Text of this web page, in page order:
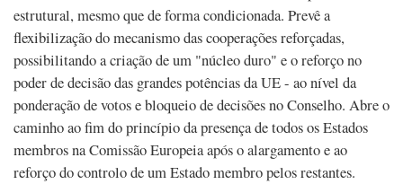
estrutural, mesmo que de forma condicionada. Prevê a
flexibilização do mecanismo das cooperações reforçadas,
possibilitando a criação de um "núcleo duro" e o reforço no
poder de decisão das grandes potências da UE - ao nível da
ponderação de votos e bloqueio de decisões no Conselho. Abre o
caminho ao fim do princípio da presença de todos os Estados
membros na Comissão Europeia após o alargamento e ao
reforço do controlo de um Estado membro pelos restantes.